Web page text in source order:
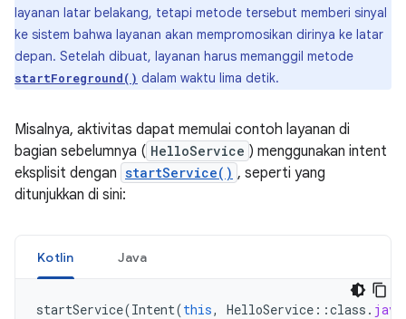
layanan latar belakang, tetapi metode tersebut memberi sinyal
ke sistem bahwa layanan akan mempromosikan dirinya ke latar
depan. Setelah dibuat, layanan harus memanggil metode
startForeground() dalam waktu lima detik.
Misalnya, aktivitas dapat memulai contoh layanan di
bagian sebelumnya ( HelloService ) menggunakan intent
eksplisit dengan startService() , seperti yang
ditunjukkan di sini:
Kotlin Java
startService(Intent(this, HelloService ::class . java